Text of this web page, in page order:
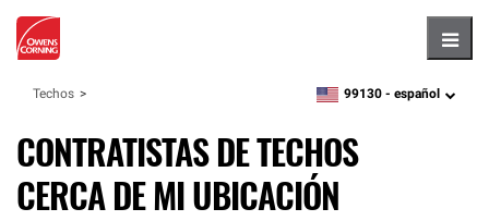
Techos zipcode,language
99130 - español
CONTRATISTAS DE TECHOS
CERCA DE MI UBICACIÓN